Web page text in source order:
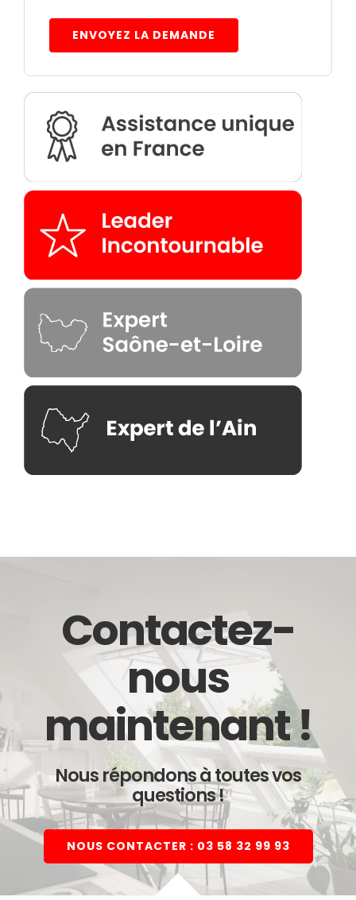
ENVOYEZ LA DEMANDE
Contactez-
nous
maintenant !
Nous répondons à toutes vos
questions !
NOUS CONTACTER : 03 58 32 99 93